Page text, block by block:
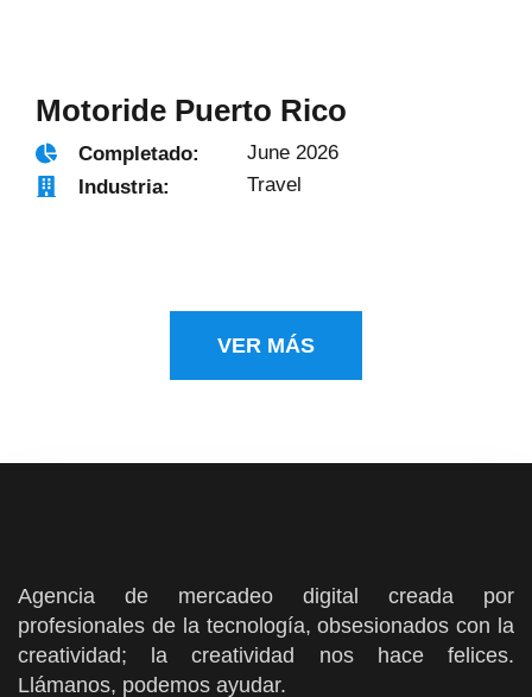
Motoride Puerto Rico
Completado:
Industria:
June 2026
Travel
VER MÁS
Agencia de mercadeo digital creada por
profesionales de la tecnología, obsesionados con la
creatividad; la creatividad nos hace felices.
Llámanos, podemos ayudar.